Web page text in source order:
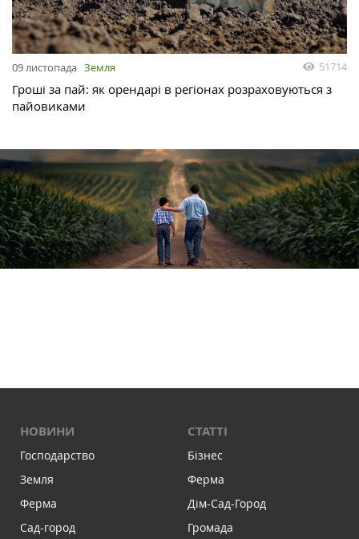
09 листопада Земля 51714
Гроші за пай: як орендарі в регіонах розраховуються з
пайовиками
НОВИНИ
Господарство
Земля
Ферма
Сад-город
СТАТТІ
Бізнес
Ферма
Дім-Сад-Город
Громада